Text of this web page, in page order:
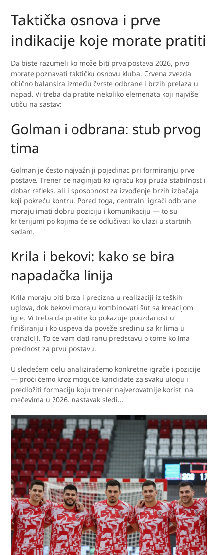
Taktička osnova i prve
indikacije koje morate pratiti
Da biste razumeli ko može biti prva postava 2026, prvo
morate poznavati taktičku osnovu kluba. Crvena zvezda
obično balansira između čvrste odbrane i brzih prelaza u
napad. Vi treba da pratite nekoliko elemenata koji najviše
utiču na sastav:
Golman i odbrana: stub prvog
tima
Golman je često najvažniji pojedinac pri formiranju prve
postave. Trener će naginjati ka igraču koji pruža stabilnost i
dobar refleks, ali i sposobnost za izvođenje brzih izbačaja
koji pokreću kontru. Pored toga, centralni igrači odbrane
moraju imati dobru poziciju i komunikaciju — to su
kriterijumi po kojima će se odlučivati ko ulazi u startnih
sedam.
Krila i bekovi: kako se bira
napadačka linija
Krila moraju biti brza i precizna u realizaciji iz teških
uglova, dok bekovi moraju kombinovati šut sa kreacijom
igre. Vi treba da pratite ko pokazuje pouzdanost u
finiširanju i ko uspeva da poveže sredinu sa krilima u
tranziciji. To će vam dati ranu predstavu o tome ko ima
prednost za prvu postavu.
U sledećem delu analiziraćemo konkretne igrače i pozicije
— proći ćemo kroz moguće kandidate za svaku ulogu i
predložiti formaciju koju trener najverovatnije koristi na
mečevima u 2026. nastavak sledi…